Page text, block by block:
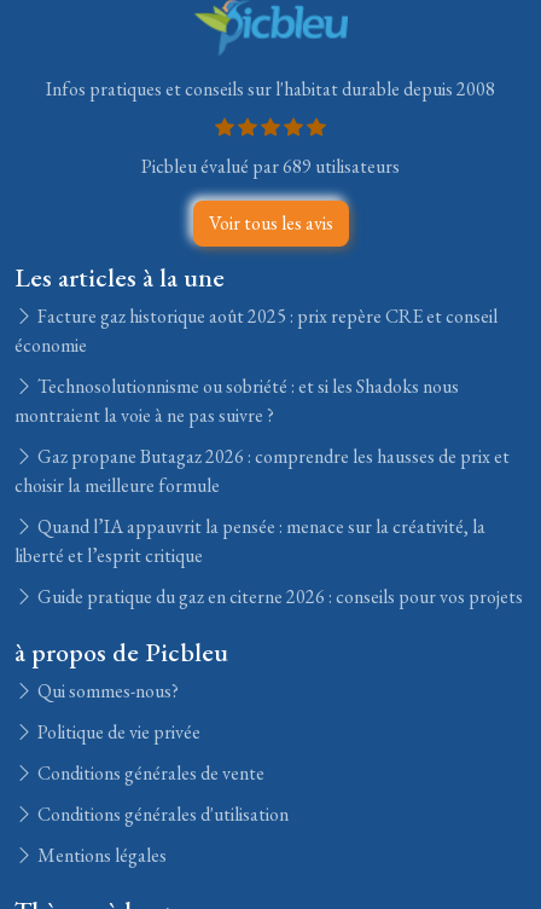
Infos pratiques et conseils sur l'habitat durable depuis 2008
Picbleu évalué par 689 utilisateurs
Voir tous les avis
Les articles à la une
Facture gaz historique août 2025 : prix repère CRE et conseil
économie
Technosolutionnisme ou sobriété : et si les Shadoks nous
montraient la voie à ne pas suivre ?
Gaz propane Butagaz 2026 : comprendre les hausses de prix et
choisir la meilleure formule
Quand l’IA appauvrit la pensée : menace sur la créativité, la
liberté et l’esprit critique
Guide pratique du gaz en citerne 2026 : conseils pour vos projets
à propos de Picbleu
Qui sommes-nous?
Politique de vie privée
Conditions générales de vente
Conditions générales d'utilisation
Mentions légales